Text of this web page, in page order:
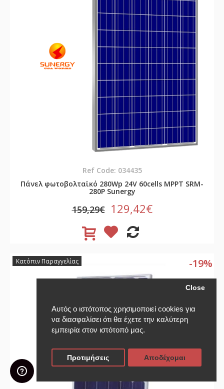
Αυτός ο ιστότοπος χρησιμοποιεί cookies για
να διασφαλίσει ότι θα έχετε την καλύτερη
εμπειρία στον ιστότοπό μας.
Close
Προτιμήσεις Αποδέχομαι
Ref Code: 034435
Πάνελ φωτοβολταϊκό 280Wp 24V 60cells MPPT SRM-
280P Sunergy
159,29€ 129,42€
-19%
Κατόπιν Παραγγελίας